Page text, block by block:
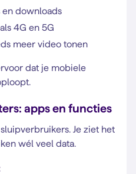
downloads
4G en 5G
meer video tonen
dat je mobiele
apps en functies
Je ziet het
wél veel data.